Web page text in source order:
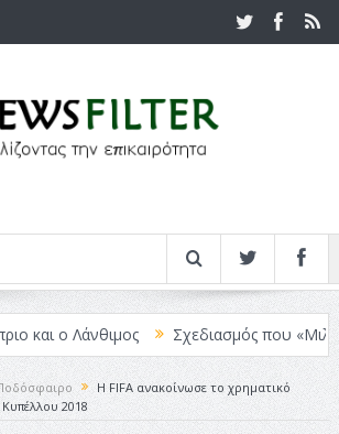
ο Λάνθιμος Σχεδιασμός που «Μιλάει»
H FIFA ανακοίνωσε το χρηματικό
2018